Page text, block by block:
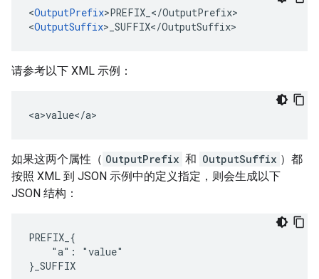
<OutputPrefix>PREFIX_</OutputPrefix>
<OutputSuffix>_SUFFIX</OutputSuffix>
请参考以下 XML 示例：
<a>value</a>
如果这两个属性（ OutputPrefix 和 OutputSuffix ）都
按照 XML 到 JSON 示例中的定义指定，则会生成以下
JSON 结构：
PREFIX_{
    "a": "value"
}_SUFFIX